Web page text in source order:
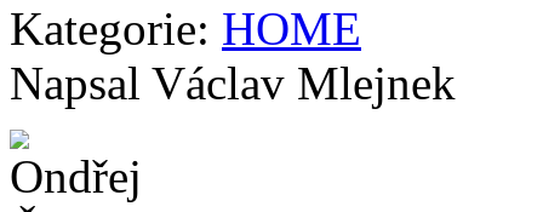
Kategorie: HOME
Napsal Václav Mlejnek